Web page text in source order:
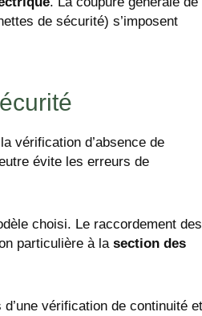
de sécurité) s’imposent
vérification d’absence de
évite les erreurs de
choisi. Le raccordement des
particulière à la section des
vérification de continuité et